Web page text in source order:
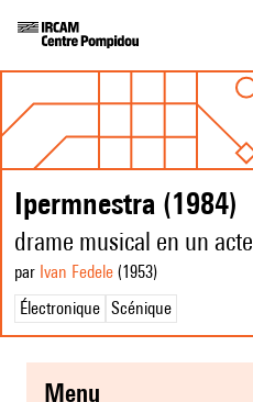
Ipermnestra (1984)
drame musical en un acte
par Ivan Fedele (1953)
Électronique Scénique
menu